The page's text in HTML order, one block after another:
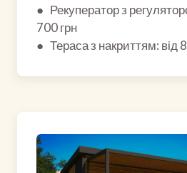
● Рекуператор з
700 грн
● Тераса з накриттям: від